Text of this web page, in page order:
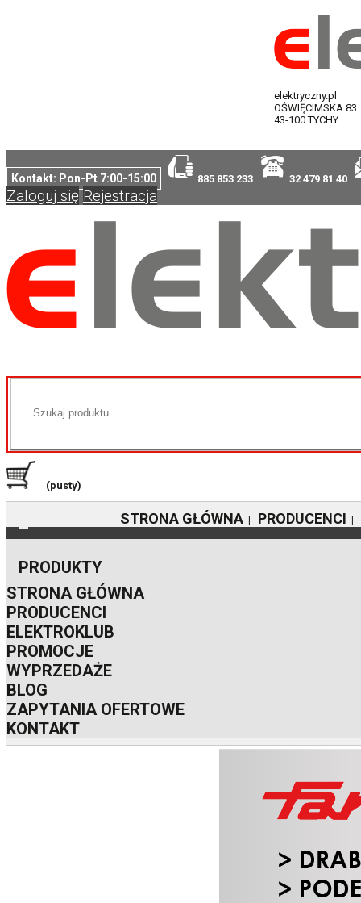
elektryczny.pl
OŚWIĘCIMSKA 83
43-100 TYCHY
Kontakt: Pon-Pt 7:00-15:00 885 853 233 32 479 81 40
Zaloguj się Rejestracja
(pusty)
STRONA GŁÓWNA | PRODUCENCI |
PRODUKTY
STRONA GŁÓWNA
PRODUCENCI
ELEKTROKLUB
PROMOCJE
WYPRZEDAŻE
BLOG
ZAPYTANIA OFERTOWE
KONTAKT